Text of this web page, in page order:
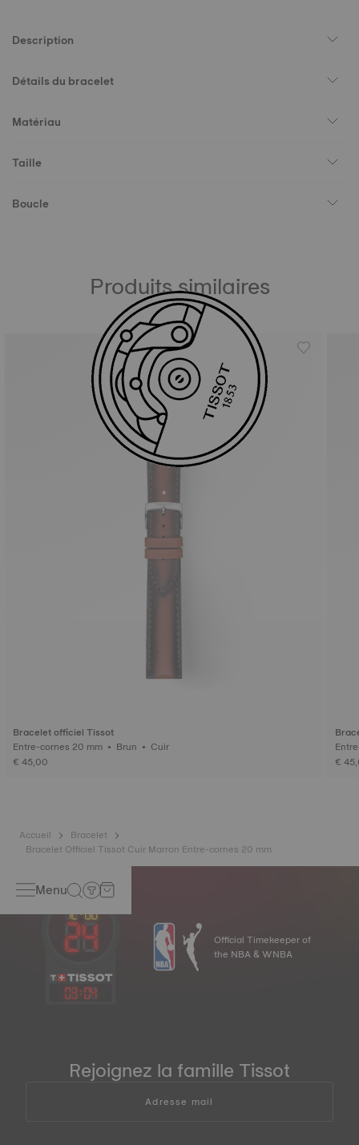
Description
Détails du bracelet
Matériau
Taille
Boucle
Produits similaires
Bracelet officiel Tissot
Entre-cornes 20 mm • Brun • Cuir
€ 45,00
€
Accueil
Bracelet
Bracelet Officiel Tissot Cuir Marron Entre-cornes 20 mm
Menu
03:04
Official Timekeeper of
the NBA & WNBA
Rejoignez la famille Tissot
Adresse mail